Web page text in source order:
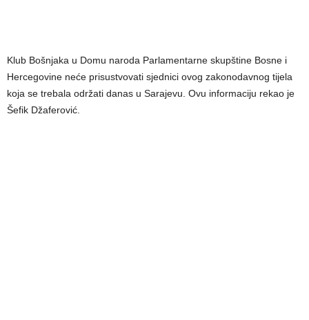
Klub Bošnjaka u Domu naroda Parlamentarne skupštine Bosne i
Hercegovine neće prisustvovati sjednici ovog zakonodavnog tijela
koja se trebala održati danas u Sarajevu. Ovu informaciju rekao je
Šefik Džaferović.